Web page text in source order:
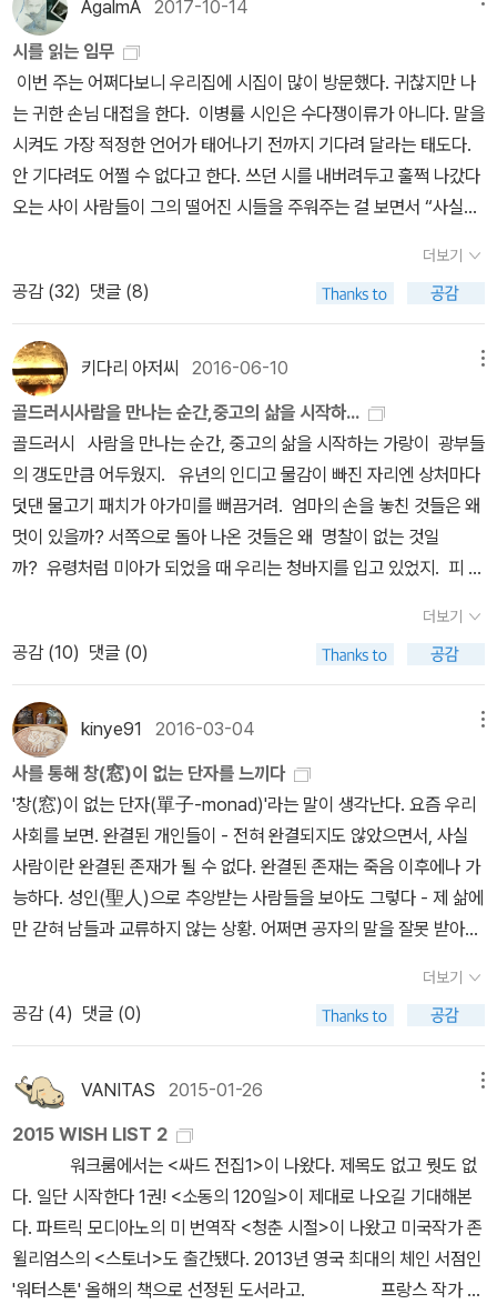
제대로 알고 시작하자! 오, 좋은 출발👌맘과 계획이 있다고 잘 되는
게 아닌데 빌 브라이슨의 탐사 저술 존경스럽습니다😍👍다음 저서
엔 어디까지 더 파고 들어가실지ㅋㅋ나야말로 뜻하지 않게 빌 브라이
슨 탐사가 시작되려는?1월이 끝나가는데 아직도 완독을 못하고... 이
유는 아래에↓ 한동안 딱딱한 책만 읽었더니 문학 윤활유가
필요해서 읽기 시작했어요.​은희경 『빛의 과거』(2019, 8. 문학과 지
성사)무라카미 하루키 『지금은 없는 공주를 위하여』제목이 언급되어
일담 소설 같아 새로울 게 없지만 그럼에도 은희경 작가 글은 흡입력
이 대단했습니다.그래요. 우리는 누구나 여학생과 남학생으로 가득한
세계를 산 적 있죠. 제 대학시절 기숙사 사진을 찾아봤어요. 제 손재주
를 발휘해 방을 꾸며 기숙사 오픈하우스 때 2등? 3등? 해서 무슨 상
품을 받기도 했어요. 그때 뭘 받았지-.-)a.... 제 동기 하나는 심야에
옥상에서 탈출을 시도하다 추락해 이마가 찢어지기도😅 내 생애 첫
귀신도 보고 정말 사건 사고 많았던 그곳. 열정과 무모함이 가득했던
그 시기를 통과해 그들은 다 어찌 살고 있는지. 수 프렌치 『딥스
카이 원더스』(2019, 동아시아 출판사)별을 보며 꿈을 키우던... 진부
하지만 쿵쾅거렸던 시절을 지나고 빛이 스러져가는 꿈을 보듯 별이라
도 보려고 펼쳤지요. 준전문가급 별지기 안내서라 조금 시큰둥했지만
추운 바깥에서 오들오들 떨지 않고 방 안에서 편안히 별구경 실컷 했
아르토 『나는 고흐의 자연을 다시 본다』(2003, 절판)를 읽고서...미
학론에서 빠지지 않고 등장하는 앙토냉 아르토는『잔혹 연극론』으로
많이 알려져 있는데 이 책도 현재 절판이지요. 시, 잡지 기고, 연극과
영화 활동 등 다방면에서 재능을 꽃피운 그의 시집을 국내에서 볼 수
있을지도 묘연합니다. 많고 많은 글과 책의 홍수 속에서 특정 작가가
세계적으로 알려지긴 쉽지 않죠. 고흐가 많이 알려진 건 한눈에 사로
잡는 그림을 그렸기 때문이란 생각이 아니 들 수 없지요. 알고 계
신가요. 약 38점에 달하는 고흐 자화상 중에서 왼쪽을 바라보는 프로
필이 18점, 오른쪽을 바라보는 프로필이 18점, 정면을 바라보는 것
자기계발서톰 콜리 『습관이 답이다』 저자 톰 콜리는 백만장자 집안에
서 태어났으나 아홉 살 때 집안이 파산했습니다. 그는 성인이 된 뒤 5
년 동안 233명의 부자들과 128명의 가난한 사람들을 관찰하고 이 책
을 집필했지요. 이 비교집단을 통해ㅡ사회 제도와 조직과 환경 문제
는 무시하고 개인의 책임과 개선만이 답인 것처럼 말하는ㅡ그가 내리
는 판단이 합리적이고 적합하다고 할 수 있을지는 모르지만 습관에
대한 몇 가지 조언은 귀담아들을 게 있었습니다. 제 생활에 가장 필요
한 행동방침은 ‘업무 시작 3시간 전에 깨어있기’ 입니다. 일찍 일어나
는 것이 하루, 일 년, 일생을 좌우하는 가장 강력한 습관이라고 생각합
니다. ● “할 일을 미루라”는 목소리 잠재우는 5가지 방법 ①해야 할
일 작성하기(목표 관련, 목표 무관 구분) ②매일 완수할 일 5가지 끝
국의 발명』 읽을 계획 확정이라 완독 못한 전작들 『왜 사람들은 이상
한 것을 믿는가』, 『도덕의 궤적』도 마무리 지을 예정.​3월부터 중량 있
는 책들을 읽을 생각이었으니 스타트로 괜찮은 셈이지.​이젠 포근한
무릎 담요, 수면 양말과 안녕이구나. 힝... ​ 《스켑틱(korea skepti
c)》 vol 4의 압권은Themes <회의주의란 무엇인가> 마이클 셔머
[비판적 사고를 가로막는 29가지 사고 오류]ㅡ내용은 생략하고 소제
목만 소개​<과학적으로 저지를 수 있는 오류들>1. 이론은 관찰에 영향
을 미친다.2. 관찰 행위는 관찰 대상을 변화시킨다.3. 실험이 결과를
구성한다.4. 일화를 든다고 과학이 되진 않는다.​<사이비 과학적으로
은 아니다.6. 대담하게 진술한다고 주장이 참이 되지는 않는다.7. 박
해를 받는다고 해서 올바르다는 뜻은 아니다. 8. 소문과 실상은 같지
않다.9. 설명되지 않는다고 해서 설명이 불가능한 것은 아니다. 10.
우연의 일치가 있다고 해서 인과관계가 성립하는 것은 아니다.11. 대
표성 - 신기하게 보이는 사건이 일어나면 그 부류의 현상을 그 사건이
얼마나 대표하는지 따져보아야 한다.12. 실패를 합리화하다.13. 맞힌
것은 기억하고 못 맞힌 것은 무시하기14. 증명의 부담​<논리적으로
저지를 수 있는 오류들>15. 감정적인 말과 잘못된 은유/유비16. 무지
19. 사후 추리20. 상대를 미루어 반대하는 오류21. 유래에 의존하는
오류22. 이것 아니면 저것, 양자택일의 오류23. 순환논증24. 귀류법
과 미끄러운 비탈길의 오류​<심리적으로 저지를 수 있는 오류들>25.
부실한 노력과 확실성, 통제, 단순성에 대한 욕구26. 권위에 지나치게
의존하기27. 부실한 문제 풀이28. 이념적 면역 또는 플랑크 문제29.
초월의 유혹​ㅡ 과학잡지 <스켑틱> 창간자이자 발행인과 편집장이기
도 한 마이클 셔머가 <스켑틱>에 발표했고 『왜 사람들은 이상한 것
을 믿는가』에 '이상한 것들을 믿게 만드는 스물다섯 가지 사고의 오
류'란 제목으로 부분 편집해 실은 내용. ​​​ ​ ● 봄 앞에서 장갑도
손난로도 머플러도 하나 필요 없는 날들이 이어지고 있다.하지만 책
은 필요해.볕 속에서 생각노트 『도쿄의 디테일』을 가만가만 읽기 좋
았던 한낮. 📎'디테일의 감각을 익히는 최선의 방법은 몸으로 직접
금만 하는 농땡이를 부리며;; 정월 대보름날 선물로 보내주신 맛밤 한
알라딘 때문에 내가 미쳐<(T0T)>기형도 트리뷰트 시집 나올 거란
아!어지간한 노트엔 콧방귀지만주문 들어감!기형도 전집 갖고 있어서
새로 나온 시 전집 『길 위에서 중얼거리다』는 안되겠어😣 흑흑 『어느
푸른 저녁』은 2000년대 이후 등단한 젊은 시인 88인이 쓴 88편의
시 모음이라고 하는데, 기혁 「입속의 검은 잎」 ( 『소피아 로렌의 시간』
수록)을 인상적으로 읽어서 기형도 트리뷰트 시집에 기혁「그 집 앞」
AgalmA 2017-10-14
시를 읽는 임무
이번 주는 어쩌다보니 우리집에 시집이 많이 방문했다. 귀찮지만 나
는 귀한 손님 대접을 한다. 이병률 시인은 수다쟁이류가 아니다. 말을
시켜도 가장 적정한 언어가 태어나기 전까지 기다려 달라는 태도다.
안 기다려도 어쩔 수 없다고 한다. 쓰던 시를 내버려두고 훌쩍 나갔다
오는 사이 사람들이 그의 떨어진 시들을 주워주는 걸 보면서 “사실은
다”(「내가 쓴 것」)고 말하듯이. 이번 시집은 맑은데 맛이 깊은 국, 손
에 잡힐 거 같이 가까운데 깊은 하늘 같다. “아픈 데가 있다고 하면그
자리에 손을 올리는 성자도 아니면서세상 모든 가시들은 스며서 사람
을 아프게 하지요.“ㅡ 이병률 「사람」 중에서 (《바다는 잘 있습니다》,
2017) “옮겨놓은 것으로부터이토록 나를 옮겨놓을 수 있다니사는
것은 얼마나 남는 장사인가“ㅡ 이병률 「여행」 중에서 (《바다는 잘 있
습니다》, 2017) “발을 땅에 붙이고서는 사랑을 따라잡을 수가 없다
완벽한 사랑은 공중에 있어야 한다그러지 않고는 어찌 삶이 비밀이
될 수 있단 말인가“ㅡ 이병률 「이토록 투박하고 묵직한 사랑」 중에
서(《바다는 잘 있습니다》, 2017) ​ 김이듬 새 시집은 특유의 결기가
많이 누그러진 거 같아 다행인지 섭섭인지 모르겠다. 시인이 내내 불
행의 옷을 걸치길 기대하지 말자고 생각했다. “실제로 만나는 것만이
제대로인 만남인 시대는 두 번 다시 오지 않을 거야. 네가 그 말을 했
배를 끊는 마지막 세대, 죽은 이를 기억하며 낭독회를 하는 마지막 몇
몇.”ㅡ 김이듬 「마지막 미래」 중에서(《표류하는 흑발》, 2017) 나
이가 들면 시인들은 대체로 두 갈래로 나뉘는데, 여백이 깊어지거나
사설이 많다. 그래서 나는 신인 시인들의 시집에 더 애정이 간다. 거칠
고 뚝뚝 끊기는 호흡이어도 그들의 날숨이 가득 느껴져서 좋다. 만들
어진 길을 애써 비껴 엉뚱한 몸짓 발짓으로 일어서 걷기 시작하는 그
들. 어떤 시인은 빛 속으로 곧장 걸어간다. 돌고래 선언 손과 죽음
을 사슬이라 부르자. 그들이 손가락을 걸고 있는 모습을 엉켜 있는 오
러진 몸이 손을 향해 있다. 손이 죽음을 외면하는 것을 흔적이라 부르
자. 빠져나갈 수 없는 악력이 그들 사이에 작용한다. 손이 검지와 중지
사이 담배를 끼우고 죽음은 불을 붙인다. 타오르는 숨김이 병원 로고
에 닿을 때 그들의 왼쪽 가슴은 기울어진다. 손에 입김을 불어넣어 주
자. 손이 기둥을 잡음으로써 손은 기둥이 되고 그것을 선(善)이라 부
르자. 죽음이 선의 형상을 본뜰 때, 다리를 반대로 꼬아야 할 때, 무너
질 수 있는 기회라 부르자. 사라진 손을, 더듬는 선을, 부드러운 사슬
을, 죽음이라 부르자. 그들의 호흡이 거칠어지면 담뱃재를 털자. 흩어
짐에 대해 경의를 표하자. ㅡ 최지인 「돌고래 선언」 全文(《나는 벽
에 붙어 잤다》, 2017) 물질과 기억 태엽을 감을 적마다시간에도 감
정이 있다는 걸 알았다. 감정은 신이 아니었지만시계를 차고 사우나
더보기
공감 (32) 댓글 (8)
키다리 아저씨 2016-06-10
골드러시사람을 만나는 순간,중고의 삶을 시작하...
골드러시 사람을 만나는 순간, 중고의 삶을 시작하는 가랑이 광부들
의 갱도만큼 어두웠지. 유년의 인디고 물감이 빠진 자리엔 상처마다
덧댄 물고기 패치가 아가미를 뻐끔거려. 엄마의 손을 놓친 것들은 왜
멋이 있을까? 서쪽으로 돌아 나온 것들은 왜 명찰이 없는 것일
까? 유령처럼 미아가 되었을 때 우리는 청바지를 입고 있었지. 피 묻
먹다 만 데킬라 선셋의 취기, 접어 올리지 못한 그림자의 밑단과 후렴
뿐인 유행가의 이별도 뒷모습의 치수로만 슬픔을 표시한다지. 가장
아픈 곳은 사람의 손을 탄 곳일 텐데? 저마다 폼을 잡는 세계에서 이
별은 가장 근사한 워싱의 방식. 타인의 상처가 옅어질수록 서로를, 바
다로 알고 헤엄쳐 다니려 하지. 그의 지성을 나는 따라가지 못한다 해
석을 하기에도 부족하다의미와 맥락 ,이미지들을부분을 통하여 전체
를 이해하는 방식으로 조금 접근하였었다 정도로 스스로를 위로한다
한권의 책을 온전히 이해하지 못하고 들여다 보고만 있는 느낌이다P
29 누군가의 선을 잡았다 놓은 감정에 녹슨 기타들이 닿았다,떨어졌
다-미아의 감정P83 사람의 빈자리는 어떻게 침묵을 견디는가-그해
가을P85 나의 생애는 흔들렸을 뿐,어느 세상에도 죄를 짓진 않았으
나독을 품고 윙윙거리는젖은 석내를 모두 죽여야만 한다-지주망P11
4 반짝이는 것들의 외로움이란보이지 않는 곳에서부터 파문으로 일
더보기
공감 (10) 댓글 (0)
kinye91 2016-03-04
사를 통해 창(窓)이 없는 단자를 느끼다
'창(窓)이 없는 단자(單子-monad)'라는 말이 생각난다. 요즘 우리
사회를 보면. 완결된 개인들이 - 전혀 완결되지도 않았으면서, 사실
사람이란 완결된 존재가 될 수 없다. 완결된 존재는 죽음 이후에나 가
능하다. 성인(聖人)으로 추앙받는 사람들을 보아도 그렇다 - 제 삶에
만 갇혀 남들과 교류하지 않는 상황. 어쩌면 공자의 말을 잘못 받아들
모답게, 자식은 자식답게, 사장은 사장답게, 노동자는 노동자답게, 교
사는 교사답게, 학생은 학생답게... 자기 역할에 충실하라는 것은 자기
에 갇혀지내라는 얘기가 아닌데... 자기 역할을 다하라는 얘기는 관계
속에서 자신이 어떻게 살아갈 것인지를 파악하고 실천하라는 얘기일
텐데... 각자 자신의 세계에만 갇혀 있는 상황... 이런 상황을 뚫어줄
사람은 최근에 돌아가신 신영복 선생의 말을 따르자면 교수도 철학자
도 정치가도 사업가도 아닌 시인이어야 하는데... 세상을 이성으로만
파악하는 사람이 아닌 감성으로도 파악하는, 그런 감성으로 다른 존
재들과 공명할 수 있는 그런 사람이어야 한다는 생각이 든다. 이런 시
인의 역할이 한층 더 중요해지고 필요한 때인데... 요즘 시들을 읽어보
면 이건 아니다 싶을 때가 많다. 무슨 말인지 도무지 알 수 없기 때문
더보기
공감 (4) 댓글 (0)
VANITAS 2015-01-26
2015 WISH LIST 2
워크룸에서는 <싸드 전집1>이 나왔다. 제목도 없고 뭣도 없
다. 일단 시작한다 1권! <소동의 120일>이 제대로 나오길 기대해본
다. 파트릭 모디아노의 미 번역작 <청춘 시절>이 나왔고 미국작가 존
윌리엄스의 <스토너>도 출간됐다. 2013년 영국 최대의 체인 서점인
'워터스톤' 올해의 책으로 선정된 도서라고. 프랑스 작가 엠